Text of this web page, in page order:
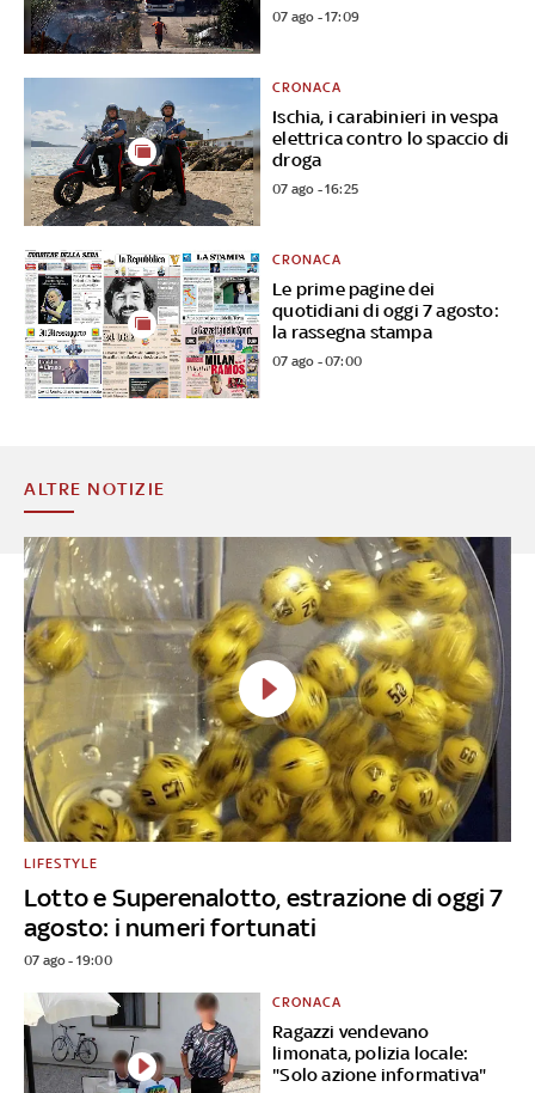
07 ago - 17:09
Ischia, i carabinieri in vespa
elettrica contro lo spaccio di
droga
CRONACA
07 ago - 16:25
Le prime pagine dei
quotidiani di oggi 7 agosto:
la rassegna stampa
CRONACA
07 ago - 07:00
ALTRE NOTIZIE
Lotto e Superenalotto, estrazione di oggi 7
agosto: i numeri fortunati
LIFESTYLE
07 ago - 19:00
Ragazzi vendevano
limonata, polizia locale:
"Solo azione informativa"
CRONACA